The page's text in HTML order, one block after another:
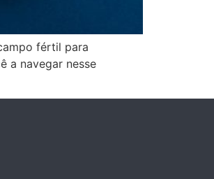
fértil para
a navegar nesse